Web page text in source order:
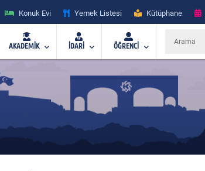
Konuk Evi Yemek Listesi Kütüphane
AKADEMİK İDARİ ÖĞRENCİ